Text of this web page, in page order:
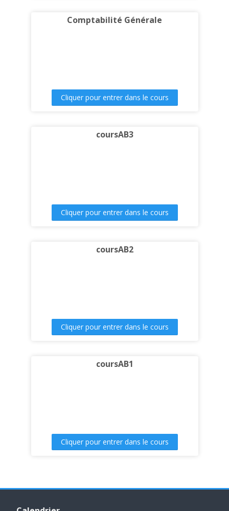
Comptabilité Générale
Cliquer pour entrer dans le cours
coursAB3
Cliquer pour entrer dans le cours
coursAB2
Cliquer pour entrer dans le cours
coursAB1
Cliquer pour entrer dans le cours